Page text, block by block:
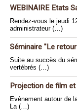
WEBINAIRE Etats
Rendez-vous le jeudi
administrateur (…)
Séminaire "Le
Suite au succès du
vertébrés (…)
Projection de film
Evènement autour de
La (…)